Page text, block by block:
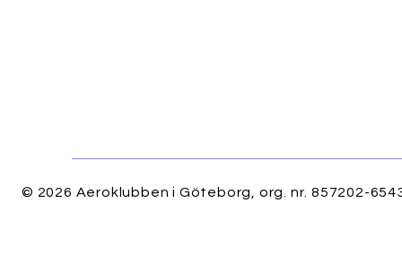
© 2026 Aeroklubben i Göteborg, org. nr. 857202-